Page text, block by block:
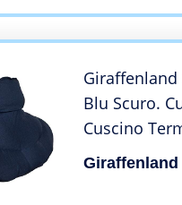
Giraffenland
Blu Scuro.
Cuscino
(Forno,
Giraffenland